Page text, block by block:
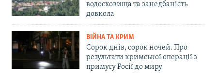
водосховища та занедбаність
довкола
ВІЙНА ТА КРИМ
Сорок днів, сорок ночей. Про
результати кримської операції з
примусу Росії до миру